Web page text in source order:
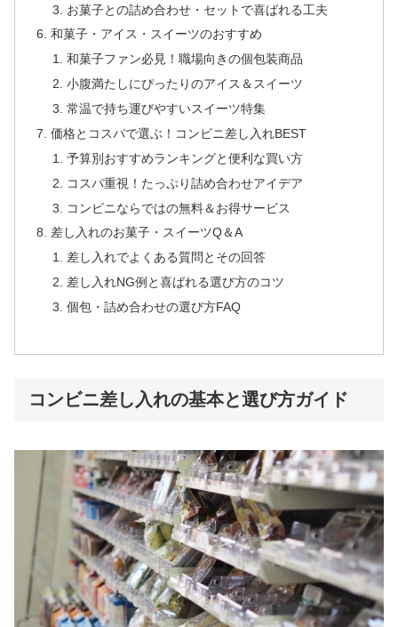
お菓子との詰め合わせ・セットで喜ばれる工夫
和菓子・アイス・スイーツのおすすめ
和菓子ファン必見！職場向きの個包装商品
小腹満たしにぴったりのアイス＆スイーツ
常温で持ち運びやすいスイーツ特集
価格とコスパで選ぶ！コンビニ差し入れBEST
予算別おすすめランキングと便利な買い方
コスパ重視！たっぷり詰め合わせアイデア
コンビニならではの無料＆お得サービス
差し入れのお菓子・スイーツQ＆A
差し入れでよくある質問とその回答
差し入れNG例と喜ばれる選び方のコツ
個包・詰め合わせの選び方FAQ
コンビニ差し入れの基本と選び方ガイド